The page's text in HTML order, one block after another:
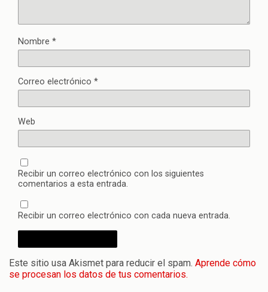
Nombre *
Correo electrónico *
Web
Recibir un correo electrónico con los siguientes
comentarios a esta entrada.
Recibir un correo electrónico con cada nueva entrada.
Este sitio usa Akismet para reducir el spam. Aprende cómo
se procesan los datos de tus comentarios.